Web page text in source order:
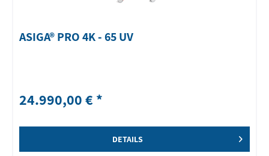
ASIGA® PRO 4K - 65 UV
24.990,00 € *
DETAILS